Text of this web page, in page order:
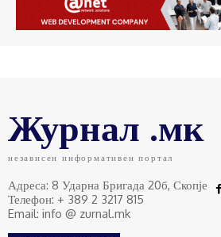
Журнал .мк
независен информативен портал
Адреса: 8 Ударна Бригада 20б, Скопје
Телефон: + 389 2 3217 815
Email: info @ zurnal.mk